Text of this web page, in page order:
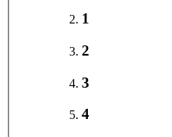
1
2
3
4